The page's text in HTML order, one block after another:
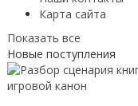
Карта сайта
Показать все
Новые поступления